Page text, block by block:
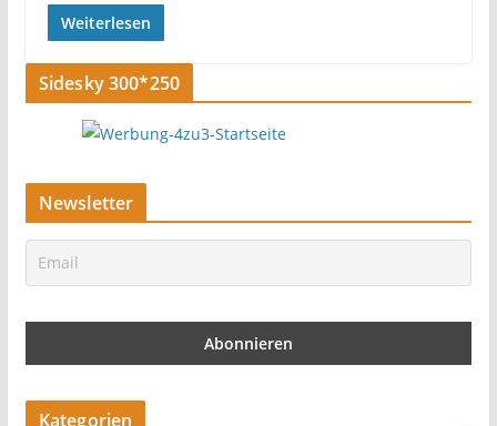
Weiterlesen
Sidesky 300*250
Newsletter
Kategorien